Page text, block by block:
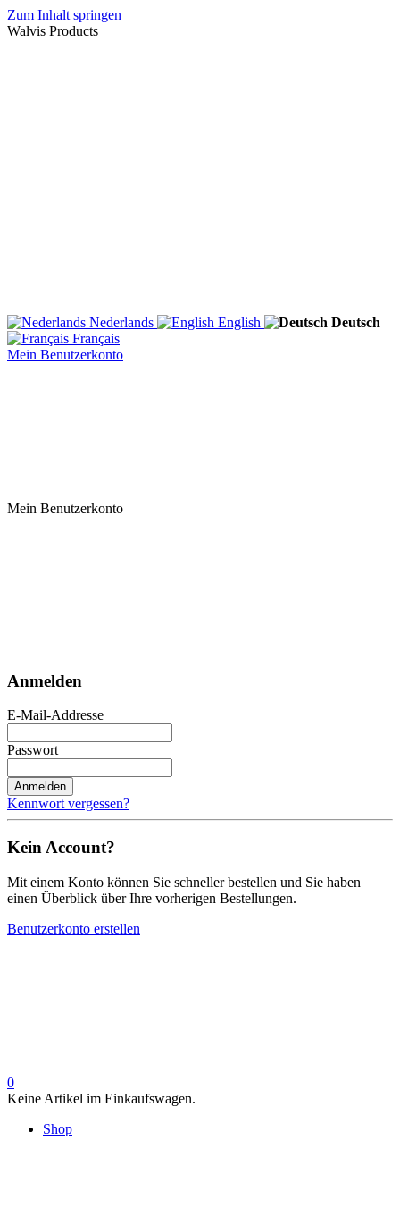
Zum Inhalt springen
Walvis Products
Nederlands English
Deutsch
Français
Mein Benutzerkonto
Mein Benutzerkonto
Anmelden
E-Mail-Addresse
Passwort
Anmelden
Kennwort vergessen?
Kein Account?
Mit einem Konto können Sie schneller bestellen und Sie haben
einen Überblick über Ihre vorherigen Bestellungen.
Benutzerkonto erstellen
0
Keine Artikel im Einkaufswagen.
Shop